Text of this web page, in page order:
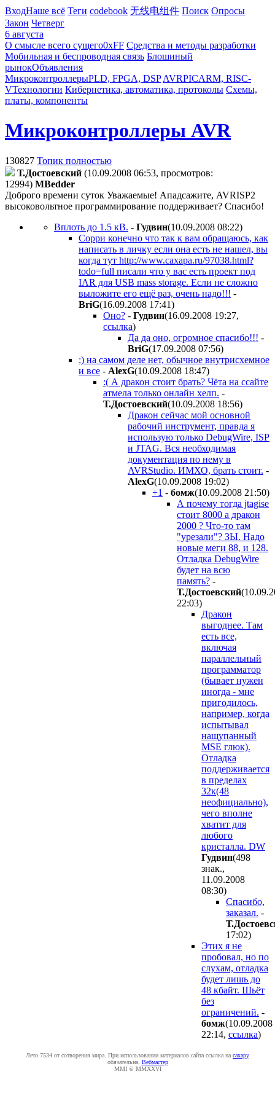
ВходНаше всё Теги codebook 无线电组件 Поиск Опросы
Закон Четверг
6 августа
О смысле всего сущего0xFF Средства и методы разработки
Мобильная и беспроводная связь Блошиный
рынокОбъявления
МикроконтроллерыPLD, FPGA, DSP AVRPICARM, RISC-
VТехнологии Кибернетика, автоматика, протоколы Схемы,
платы, компоненты
Микроконтроллеры AVR
130827 Топик полностью
Т.Достоевский (10.09.2008 06:53, просмотров:
12994) MBedder
Доброго времени суток Уважаемые! Ападсажите, AVRISP2
высоковольтное программирование поддерживает? Спасибо!
Вплоть до 1.5 кВ. - Гудвин(10.09.2008 08:22)
Сорри конечно что так к вам обращаюсь, как
написать в личку если она есть не нашел, вы
когда тут http://www.caxapa.ru/97038.html?
todo=full писали что у вас есть проект под
IAR для USB mass storage. Если не сложно
выложите его ещё раз, очень надо!!! -
BriG(16.09.2008 17:41)
Оно? - Гудвин(16.09.2008 19:27,
ссылка)
Да да оно, огромное спасибо!!! -
BriG(17.09.2008 07:56)
:) на самом деле нет, обычное внутрисхемное
и все - AlexG(10.09.2008 18:47)
:( А дракон стоит брать? Чёта на ссайте
атмела только онлайн хелп. -
Т.Достоевский(10.09.2008 18:56)
Дракон сейчас мой основной
рабочий инструмент, правда я
использую только DebugWire, ISP
и JTAG. Вся необходимая
документация по нему в
AVRStudio. ИМХО, брать стоит. -
AlexG(10.09.2008 19:02)
+1 - бомж(10.09.2008 21:50)
А почему тогда jtagise
стоит 8000 а дракон
2000 ? Что-то там
"урезали"? ЗЫ. Надо
новые меги 88, и 128.
Отладка DebugWire
будет на всю
память? -
Т.Достоевский
22:03)
Дракон
выгоднее. Там
есть все,
включая
параллельный
программатор
(бывает нужен
иногда - мне
пригодилось,
например, когда
испытывал
нащупанный
MSE глюк).
Отладка
поддерживается
в пределах
32к(48
неофициально),
чего вполне
хватит для
любого
кристалла. DW
Гудвин(498
знак.,
11.09.2008
08:30)
Спасибо,
заказал. -
17:02)
Этих я не
пробовал, но по
слухам, отладка
будет лишь до
48 кбайт. Шьёт
без
ограничений. -
бомж(10.09.2008
22:14, ссылка)
Лето 7534 от сотворения мира. При использовании материалов сайта ссылка на caxapу
обязательна. Вебмастер
MMI © MMXXVI